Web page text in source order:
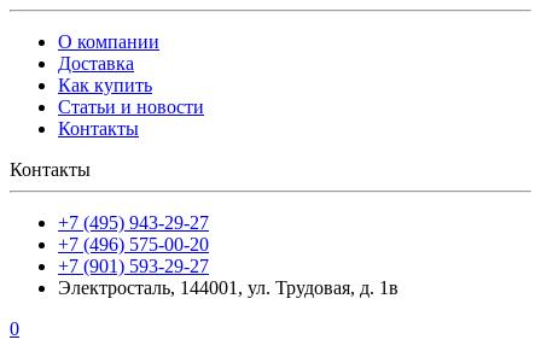
О компании
Доставка
Как купить
Статьи и новости
Контакты
Контакты
+7 (495) 943-29-27
+7 (496) 575-00-20
+7 (901) 593-29-27
Электросталь, 144001, ул. Трудовая, д. 1в
0